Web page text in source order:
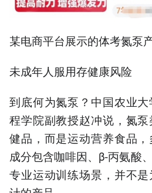
某电商平台展示的体考氮泵产
未成年人服用存健康风险
到底何为氮泵？中国农业
程学院副教授赵冲说，氮
健品，而是运动营养食品
成分包含咖啡因、β-丙氨酸
专业运动训练场景，并不